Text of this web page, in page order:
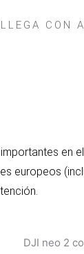
CON
en
europeos